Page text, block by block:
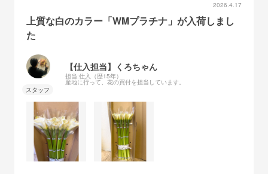
2026.4.17
上質な白のカラー「WMプラチナ」が入荷しまし
た
【仕入担当】くろちゃん
担当:仕入（歴15年）
産地に行って、花の買付を担当しています。